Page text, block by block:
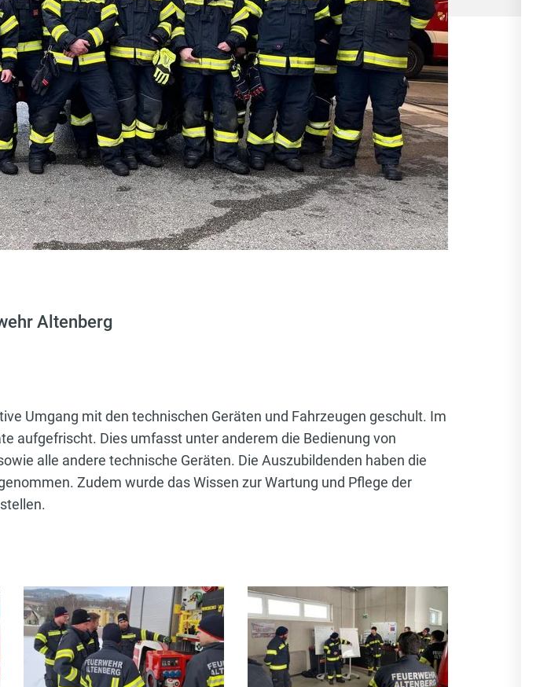
Altenberg
Umgang mit den technischen Geräten und Fahrzeugen geschult. Im
aufgefrischt. Dies umfasst unter anderem die Bedienung von
alle andere technische Geräten. Die Auszubildenden haben die
Zudem wurde das Wissen zur Wartung und Pflege der